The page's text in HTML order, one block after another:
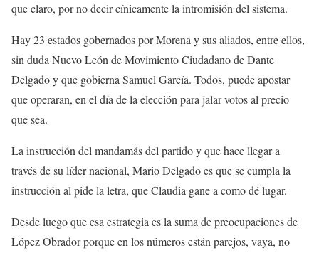
que claro, por no decir cínicamente la intromisión del sistema.
Hay 23 estados gobernados por Morena y sus aliados, entre ellos,
sin duda Nuevo León de Movimiento Ciudadano de Dante
Delgado y que gobierna Samuel García. Todos, puede apostar
que operaran, en el día de la elección para jalar votos al precio
que sea.
La instrucción del mandamás del partido y que hace llegar a
través de su líder nacional, Mario Delgado es que se cumpla la
instrucción al pide la letra, que Claudia gane a como dé lugar.
Desde luego que esa estrategia es la suma de preocupaciones de
López Obrador porque en los números están parejos, vaya, no